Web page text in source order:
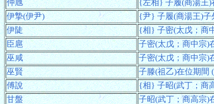
仲虺
{左相} 子履(商湯王)
伊摯(伊尹)
{尹} 子履(商湯王)子
伊陡
{相} 子密(太戊；商
臣扈
子密(太戊；商中宗)
巫咸
子密(太戊；商中宗)
巫賢
子滕(祖乙)在位期間
傅說
{相} 子昭(武丁；商
甘盤
子昭(武丁；商高宗)